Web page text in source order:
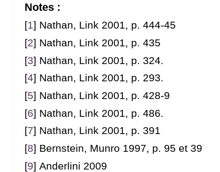
Notes :
[1] Nathan, Link 2001, p. 444-45
[2] Nathan, Link 2001, p. 435
[3] Nathan, Link 2001, p. 324.
[4] Nathan, Link 2001, p. 293.
[5] Nathan, Link 2001, p. 428-9
[6] Nathan, Link 2001, p. 486.
[7] Nathan, Link 2001, p. 391
[8] Bernstein, Munro 1997, p. 95 et 39
[9]Anderlini 2009